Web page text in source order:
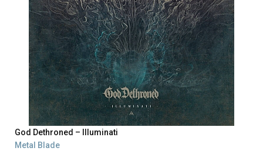
God Dethroned – Illuminati
Metal Blade